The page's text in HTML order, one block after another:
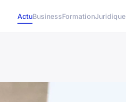
ActuBusinessFormationJuridique